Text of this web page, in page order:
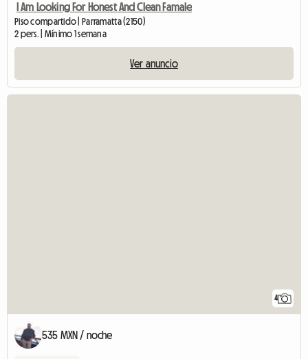
I Am Looking For Honest And Clean Famale
Piso compartido | Parramatta (2150)
2 pers. | Mínimo 1 semana
Ver anuncio
4
535 MXN / noche